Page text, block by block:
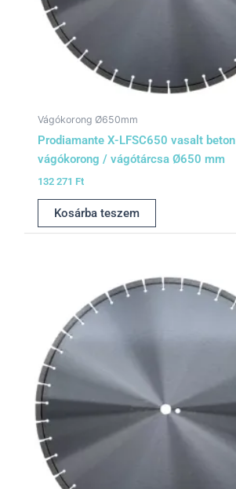
Vágókorong Ø650mm
Prodiamante X-LFSC650 vasalt beton
vágókorong / vágótárcsa Ø650 mm
132 271 Ft
Kosárba teszem